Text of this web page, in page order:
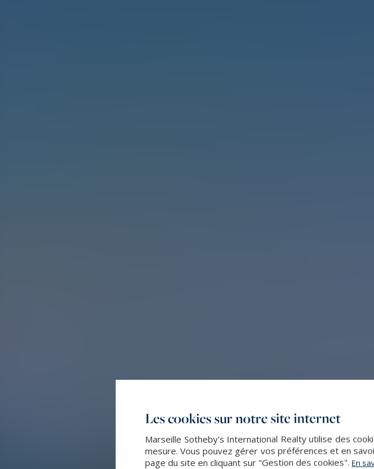
Les cookies sur notre site internet
Marseille Sotheby's International Realty utilise des
mesure. Vous pouvez gérer vos préférences et en
page du site en cliquant sur "Gestion des cookies". En